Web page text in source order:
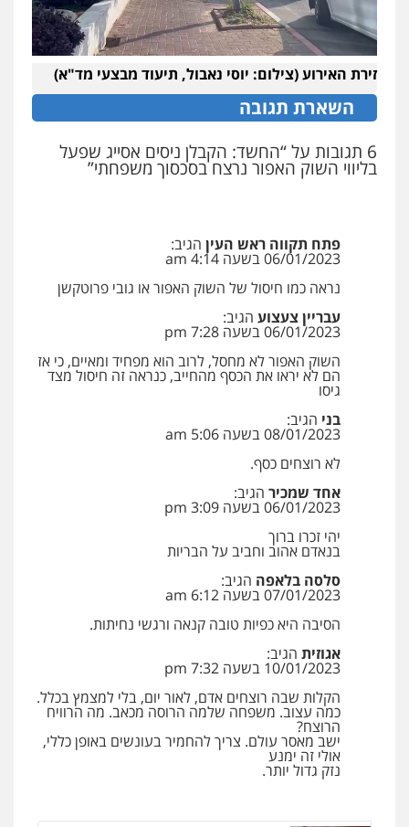
זירת האירוע (צילום: יוסי נאבול, תיעוד מבצעי מד"א)
השארת תגובה
6 תגובות על “החשד: הקבלן ניסים אסייג שפעל
בליווי השוק האפור נרצח בסכסוך משפחתי”
פתח תקווה ראש העין הגיב:
06/01/2023 בשעה 4:14 am
נראה כמו חיסול של השוק האפור או גובי פרוטקשן
עבריין צעצוע הגיב:
06/01/2023 בשעה 7:28 pm
השוק האפור לא מחסל, לרוב הוא מפחיד ומאיים, כי אז
הם לא יראו את הכסף מהחייב, כנראה זה חיסול מצד
גיסו
בני הגיב:
08/01/2023 בשעה 5:06 am
לא רוצחים כסף.
אחד שמכיר הגיב:
06/01/2023 בשעה 3:09 pm
יהי זכרו ברוך
בנאדם אהוב וחביב על הבריות
סלסה בלאפה הגיב:
07/01/2023 בשעה 6:12 am
הסיבה היא כפיות טובה קנאה ורגשי נחיתות.
אגוזית הגיב:
10/01/2023 בשעה 7:32 pm
הקלות שבה רוצחים אדם, לאור יום, בלי למצמץ בכלל.
כמה עצוב. משפחה שלמה הרוסה מכאב. מה הרוויח
הרוצח?
ישב מאסר עולם. צריך להחמיר בעונשים באופן כללי,
אולי זה ימנע
נזק גדול יותר.
כבריאן, מזר – משרד עורכי דין
פלילי מעצרים וחקירות
0543986802
עו"ד בועז קניג
0507003001
עורכי דין לענייני אסירים
0546470989
עו"ד אבי כהן
פלילי פשיעה חמורה
0523647066
ויקי שמואל – משרד עו"ד
פלילי משפט פלילי
0528959600
קורל קרוז – עורך דין פלילי
משפט פלילי
0545437431
עו"ד עלי סעדי
פלילי
ומעצרים
עו"ד תומר בנישתי
פלילי מעצרים וחקירות צווארון לבן פשיעה
חמורה